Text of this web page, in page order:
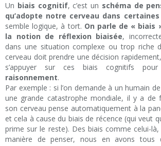
Un biais cognitif, c’est un schéma de
qu’adopte notre cerveau dans
semble logique, à tort. On parle de « biais
la notion de réflexion biaisée,
dans une situation complexe ou trop riche
cerveau doit prendre une décision
s’appuyer sur ces biais cognitifs pour
raisonnement.
Par exemple : si l’on demande à un humain
une grande catastrophe mondiale, il y a de
son cerveau pense automatiquement à la
et cela à cause du biais de récence (qui veut
prime sur le reste). Des biais comme celui-
manière de penser, nous en avons tous